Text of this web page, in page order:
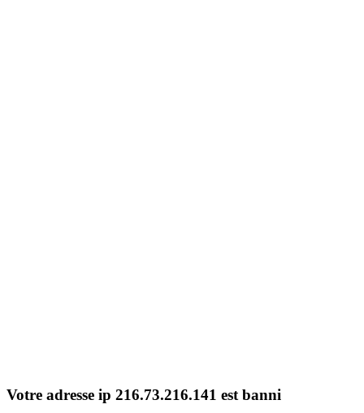
Votre adresse ip 216.73.216.141 est banni